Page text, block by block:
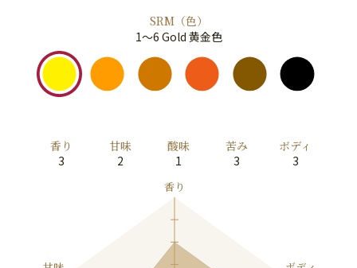
SRM（色）
1～6 Gold 黄金色
香り
3
甘味
2
酸味
1
苦み
3
ボディ
3